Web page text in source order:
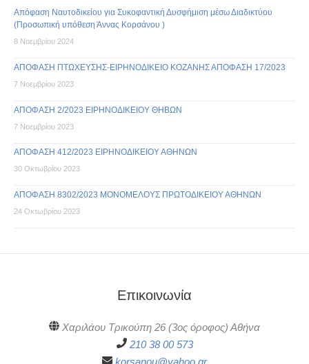
Απόφαση Ναυτοδικείου για Συκοφαντική Δυσφήμιση μέσω Διαδικτύου
(Προσωπική υπόθεση Άννας Κορσάνου )
8 Νοεμβρίου 2024
ΑΠΟΦΑΣΗ ΠΤΩΧΕΥΣΗΣ-ΕΙΡΗΝΟΔΙΚΕΙΟ ΚΟΖΑΝΗΣ ΑΠΟΦΑΣΗ 17/2023
7 Νοεμβρίου 2023
ΑΠΟΦΑΣΗ 2/2023 ΕΙΡΗΝΟΔΙΚΕΙΟΥ ΘΗΒΩΝ
7 Νοεμβρίου 2023
ΑΠΟΦΑΣΗ 412/2023 ΕΙΡΗΝΟΔΙΚΕΙΟΥ ΑΘΗΝΩΝ
30 Οκτωβρίου 2023
ΑΠΟΦΑΣΗ 8302/2023 ΜΟΝΟΜΕΛΟΥΣ ΠΡΩΤΟΔΙΚΕΙΟΥ ΑΘΗΝΩΝ
24 Οκτωβρίου 2023
Επικοινωνία
Χαριλάου Τρικούπη 26 (3ος όροφος) Αθήνα
210 38 00 573